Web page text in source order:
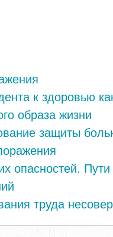
к здоровью
образа жизни
защиты
опасностей.
труда